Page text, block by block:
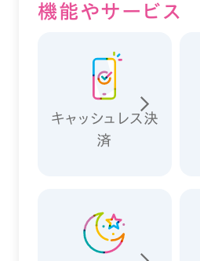
機能やサービス
キャッシュレス決
済